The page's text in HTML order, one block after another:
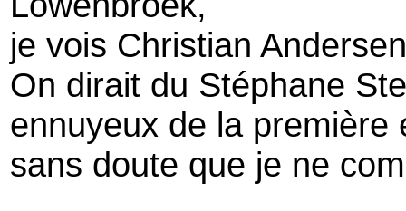
je vois Christian Andersen
On dirait du Stéphane
ennuyeux de la première
sans doute que je ne